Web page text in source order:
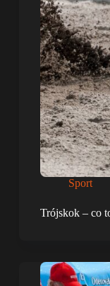
Sport
Trójskok – co